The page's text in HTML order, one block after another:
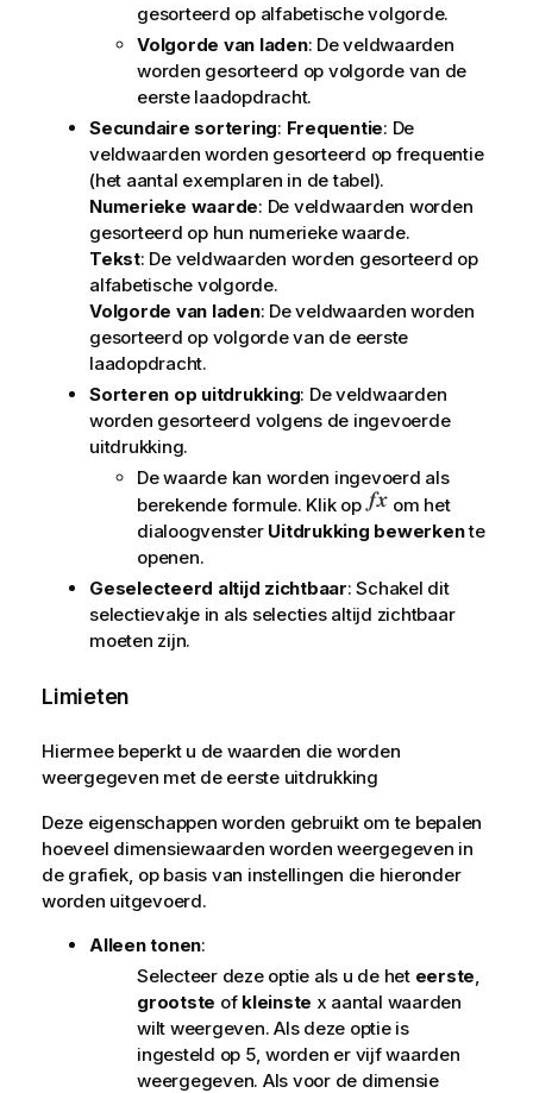
gesorteerd op alfabetische volgorde.
Volgorde van laden: De veldwaarden
worden gesorteerd op volgorde van de
eerste laadopdracht.
Secundaire sortering: Frequentie: De
veldwaarden worden gesorteerd op frequentie
(het aantal exemplaren in de tabel).
Numerieke waarde: De veldwaarden worden
gesorteerd op hun numerieke waarde.
Tekst: De veldwaarden worden gesorteerd op
alfabetische volgorde.
Volgorde van laden: De veldwaarden worden
gesorteerd op volgorde van de eerste
laadopdracht.
Sorteren op uitdrukking: De veldwaarden
worden gesorteerd volgens de ingevoerde
uitdrukking.
De waarde kan worden ingevoerd als
berekende formule. Klik op
om het
dialoogvenster Uitdrukking bewerkente
openen.
Geselecteerd altijd zichtbaar: Schakel dit
selectievakje in als selecties altijd zichtbaar
moeten zijn.
Limieten
Hiermee beperkt u de waarden die worden
weergegeven met de eerste uitdrukking
Deze eigenschappen worden gebruikt om te bepalen
hoeveel dimensiewaarden worden weergegeven in
de grafiek, op basis van instellingen die hieronder
worden uitgevoerd.
Alleen tonen:
Selecteer deze optie als u de het eerste
grootste of kleinste x aantal waarden
wilt weergeven. Als deze optie is
ingesteld op 5, worden er vijf waarden
weergegeven. Als voor de dimensie